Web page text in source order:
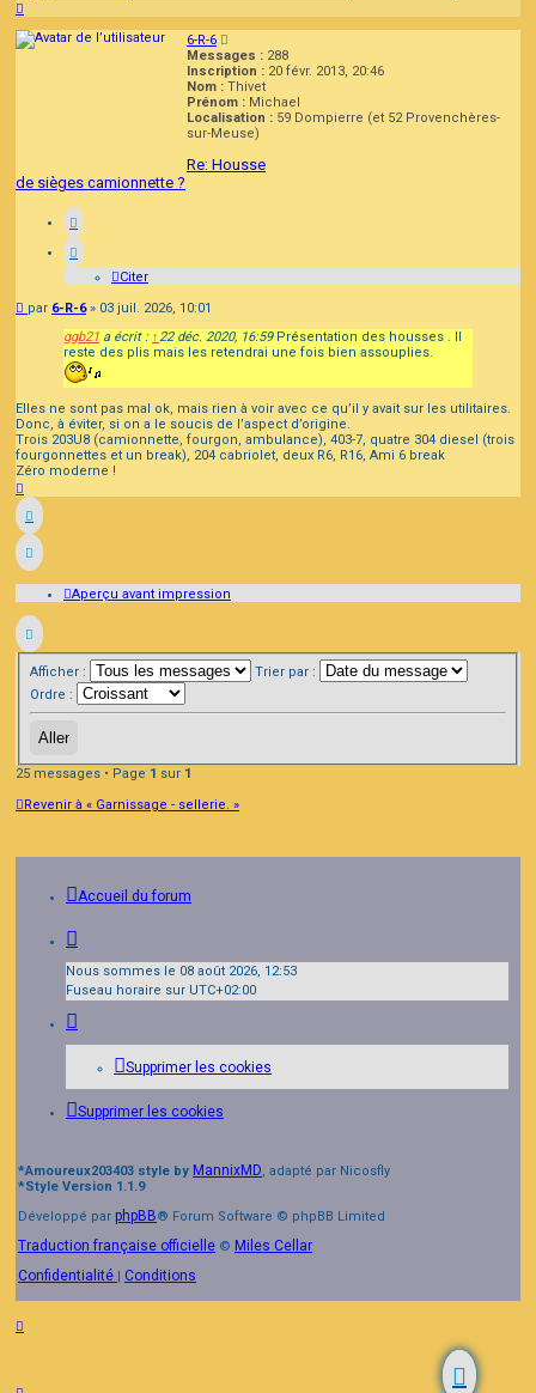
6-R-6
Messages : 288
Inscription : 20 févr. 2013, 20:46
Nom : Thivet
Prénom : Michael
Localisation : 59 Dompierre (et 52 Provenchères-
sur-Meuse)
Re: Housse
de sièges camionnette ?
Citer
Message
par 6-R-6» 03 juil. 2026, 10:01
ggb21 a écrit : ↑22 déc. 2020, 16:59Présentation des housses . Il
reste des plis mais les retendrai une fois bien assouplies.
Elles ne sont pas mal ok, mais rien à voir avec ce qu’il y avait sur les utilitaires.
Donc, à éviter, si on a le soucis de l’aspect d’origine.
Trois 203U8 (camionnette, fourgon, ambulance), 403-7, quatre 304 diesel (trois
fourgonnettes et un break), 204 cabriolet, deux R6, R16, Ami 6 break
Zéro moderne !
Aperçu avant impression
Afficher :
Trier par :
Ordre :
25 messages • Page 1 sur 1
Revenir à « Garnissage - sellerie. »
Accueil du forum
Nous sommes le 08 août 2026, 12:53
Fuseau horaire sur UTC+02:00
Supprimer les cookies
Supprimer les cookies
*Amoureux203403 style by MannixMD, adapté par Nicosfly
*Style Version 1.1.9
Développé par phpBB® Forum Software © phpBB Limited
Traduction française officielle © Miles Cellar
Confidentialité
Conditions